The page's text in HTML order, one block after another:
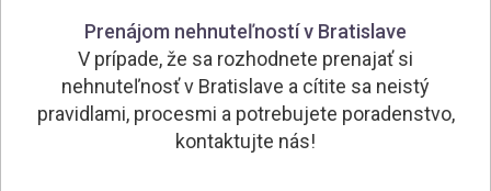
Prenájom nehnuteľností v Bratislave
V prípade, že sa rozhodnete prenajať si
nehnuteľnosť v Bratislave a cítite sa neistý
pravidlami, procesmi a potrebujete poradenstvo,
kontaktujte nás!